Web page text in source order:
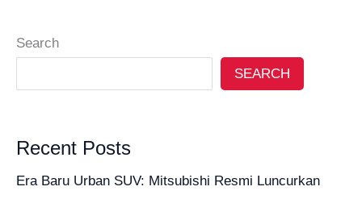
Search
SEARCH
Recent Posts
Era Baru Urban SUV: Mitsubishi Resmi Luncurkan